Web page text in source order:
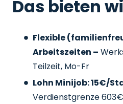
Das bieten
Flexible
Arbeitszeiten –
Teilzeit, Mo-Fr
Lohn Minijob: 15€/
Verdienstgrenze